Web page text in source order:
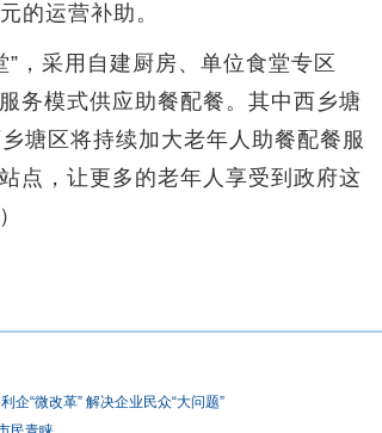
的运营补助。
采用自建厨房、单位食堂专区
务模式供应助餐配餐。其中西乡塘
塘区将持续加大老年人助餐配餐服
点，让更多的老年人享受到政府这
企“微改革” 解决企业民众“大问题”